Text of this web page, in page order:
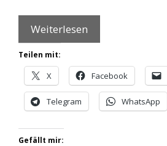
Weiterlesen
Teilen mit:
X Facebook
Telegram WhatsApp
Gefällt mir: